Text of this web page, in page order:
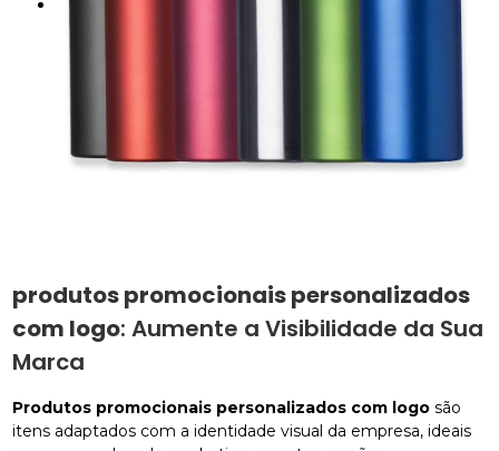
produtos promocionais personalizados
com logo: Aumente a Visibilidade da Sua
Marca
Produtos promocionais personalizados com logo são
itens adaptados com a identidade visual da empresa, ideais